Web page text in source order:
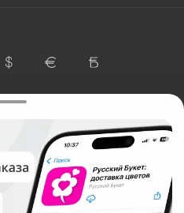
цветов в Москве
«Технология»
ул. Ипподромская,